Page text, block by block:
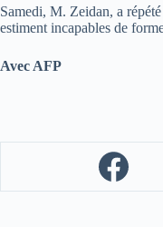
Samedi, M. Zeidan, a
estiment incapables de
Avec AFP